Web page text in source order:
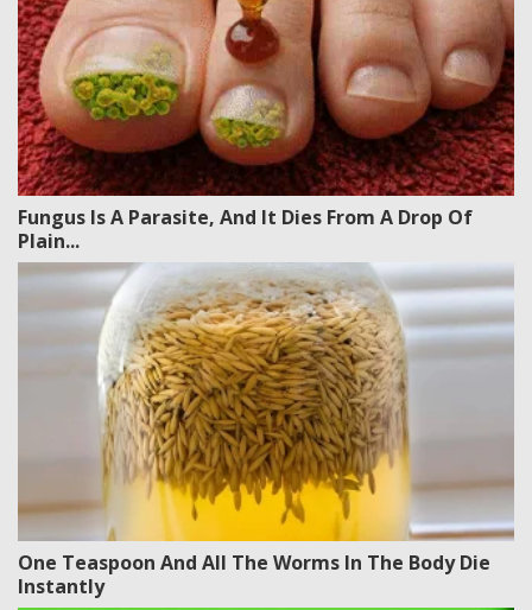
Fungus Is A Parasite, And It Dies From A Drop Of
Plain...
One Teaspoon And All The Worms In The Body Die
Instantly